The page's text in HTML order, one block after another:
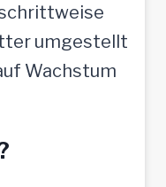
umgestellt
Wachstum